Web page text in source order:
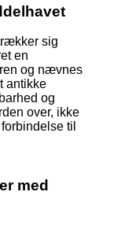
sig
en
og nævnes
antikke
og
over, ikke
til
med